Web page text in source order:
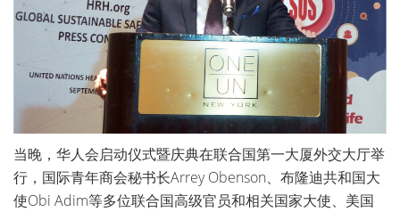
当晚，华人会启动仪式暨庆典在联合国第一大厦外交大厅举
行，国际青年商会秘书长Arrey Obenson、布隆迪共和国大
使Obi Adim等多位联合国高级官员和相关国家大使、美国